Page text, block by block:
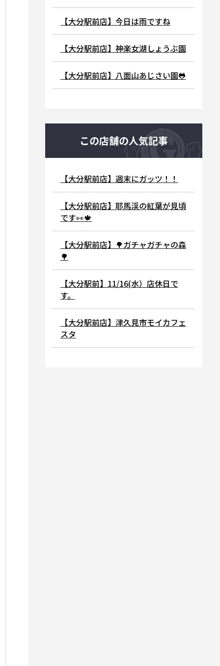
【大分駅前店】今日は雨ですね
【大分駅前店】神楽女湖しょうぶ園
【大分駅前店】八面山あじさい園🐸
この店舗の人気記事
【大分駅前店】週末にガッツ！！
【大分駅前店】耶馬渓の紅葉が見頃
です👀🍁
【大分駅前店】🌳ガチャガチャの森
🌳
【大分駅前】11/16(水）店休日で
す。
【大分駅前店】津久見市モイカフェ
スタ